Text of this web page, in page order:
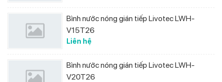
Bình nước nóng gián tiếp Livotec LWH-
V15T26
Liên hệ
Bình nước nóng gián tiếp Livotec LWH-
V20T26